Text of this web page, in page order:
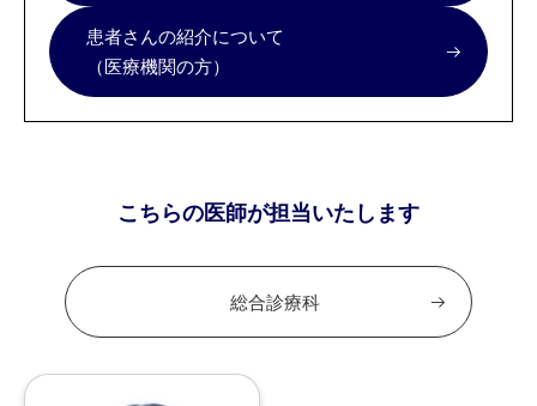
患者さんの紹介について
（医療機関の方）
こちらの医師が担当いたします
総合診療科